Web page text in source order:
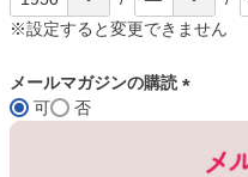
※設定すると変更できません
メールマガジンの購読
可 否